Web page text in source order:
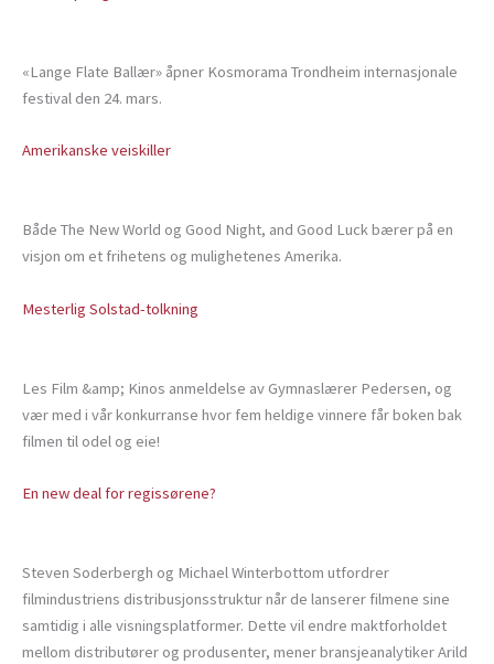
«Lange Flate Ballær» åpner Kosmorama Trondheim internasjonale
festival den 24. mars.
Amerikanske veiskiller
Både The New World og Good Night, and Good Luck bærer på en
visjon om et frihetens og mulighetenes Amerika.
Mesterlig Solstad-tolkning
Les Film &amp; Kinos anmeldelse av Gymnaslærer Pedersen, og
vær med i vår konkurranse hvor fem heldige vinnere får boken bak
filmen til odel og eie!
En new deal for regissørene?
Steven Soderbergh og Michael Winterbottom utfordrer
filmindustriens distribusjonsstruktur når de lanserer filmene sine
samtidig i alle visningsplatformer. Dette vil endre maktforholdet
mellom distributører og produsenter, mener bransjeanalytiker Arild